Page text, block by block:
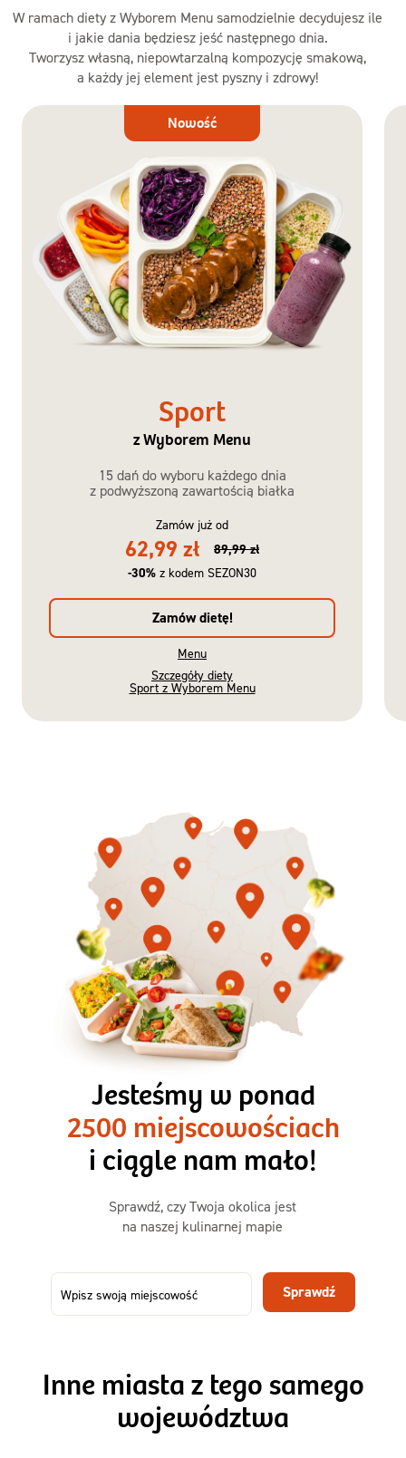
W ramach diety z Wyborem Menu samodzielnie decydujesz ile
i jakie dania będziesz jeść następnego dnia.
Tworzysz własną, niepowtarzalną kompozycję smakową,
a każdy jej element jest pyszny i zdrowy!
Dieta
Nowość
Sport
z Wyborem Menu
15 dań do wyboru każdego dnia
z podwyższoną zawartością białka
Zamów już od
62,99 zł
89,99 zł
-30% z kodem SEZON30
Zamów dietę!
Menu
Szczegóły diety
Sport z Wyborem Menu
3 razy TAK
1500kcal - 2250kcal
3 sycące posiłki o większej objętości. Mniej dań,
ta sama wygoda!
50,31 zł
73,99
-32%
Menu
Jesteśmy w ponad
2500 miejscowościach
i ciągle nam mało!
Sprawdź, czy Twoja okolica jest
na naszej kulinarnej mapie
Sprawdź
Inne miasta z tego samego
województwa